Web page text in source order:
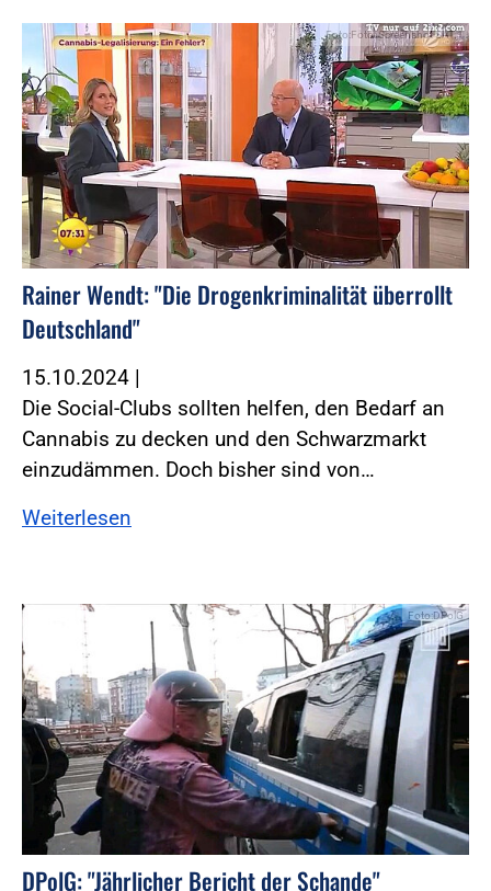
Foto:Foto: Screenshot SAT.1
Rainer Wendt: "Die Drogenkriminalität überrollt
Deutschland"
15.10.2024 |
Die Social-Clubs sollten helfen, den Bedarf an
Cannabis zu decken und den Schwarzmarkt
einzudämmen. Doch bisher sind von…
Weiterlesen
Foto:DPolG
DPolG: "Jährlicher Bericht der Schande"